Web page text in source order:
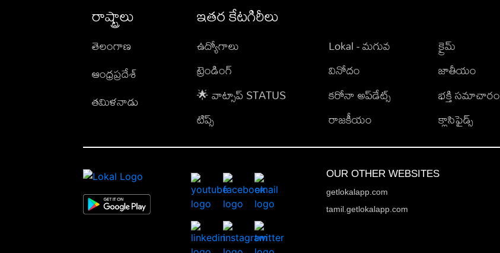
రాష్ట్రాలు
తెలంగాణ
ఆంధ్రప్రదేశ్
తమిళనాడు
ఇతర కేటగిరీలు
ఉద్యోగాలు
ట్రెండింగ్
🌟 వాట్సాప్ STATUS
టిప్స్
Lokal - మగువ
వినోదం
కరోనా అప్‌డేట్స్
రాజకీయం
క్రైమ్
జాతీయం
భక్తి సమాచారం
క్లాసిఫైడ్స్
OUR OTHER WEBSITES
getlokalapp.com
tamil.getlokalapp.com